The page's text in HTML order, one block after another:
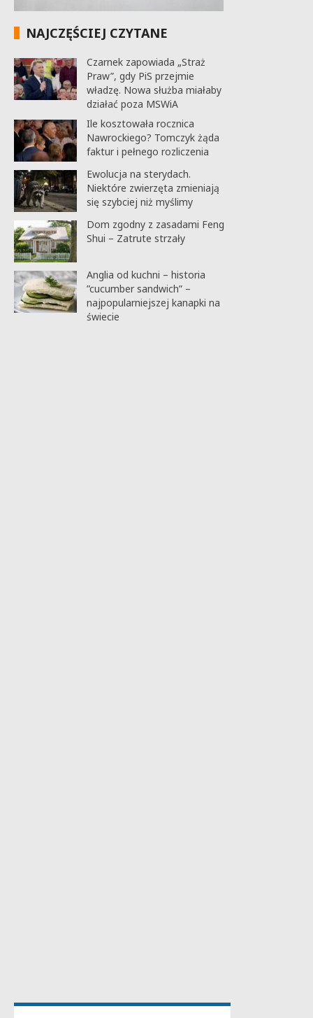
NAJCZĘŚCIEJ CZYTANE
Czarnek zapowiada „Straż
Praw”, gdy PiS przejmie
władzę. Nowa służba miałaby
działać poza MSWiA
Ile kosztowała rocznica
Nawrockiego? Tomczyk żąda
faktur i pełnego rozliczenia
Ewolucja na sterydach.
Niektóre zwierzęta zmieniają
się szybciej niż myślimy
Dom zgodny z zasadami Feng
Shui – Zatrute strzały
Anglia od kuchni – historia
”cucumber sandwich” –
najpopularniejszej kanapki na
świecie